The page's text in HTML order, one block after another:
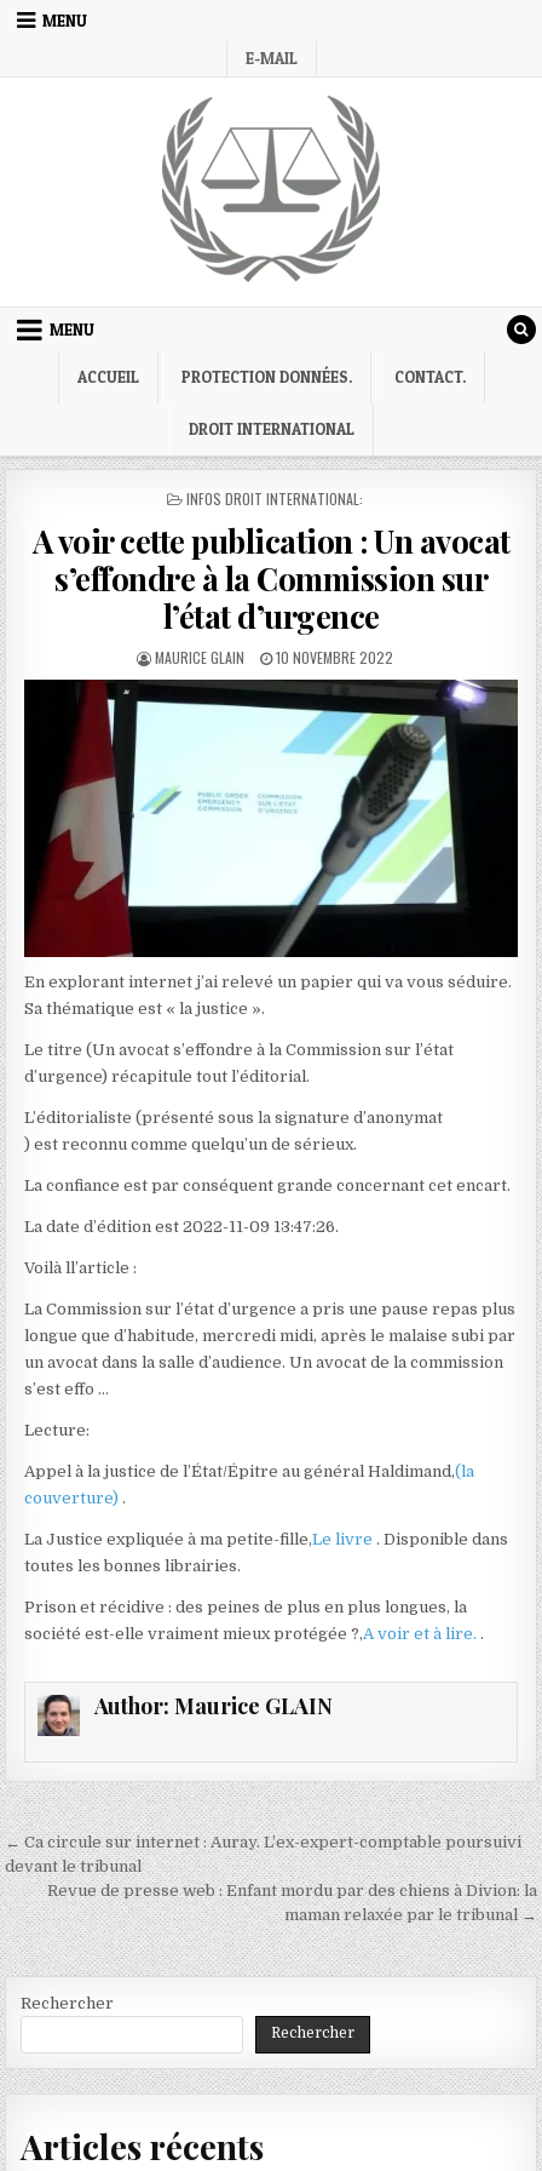
Skip
MENU
E-MAIL
MENU
ACCUEIL PROTECTION DONNÉES. CONTACT.
DROIT INTERNATIONAL
POSTED
INFOS DROIT INTERNATIONAL:
A voir cette publication : Un avocat
s’effondre à la Commission sur
l’état d’urgence
AUTHOR:
MAURICE GLAIN
PUBLISHED
DATE:
10 NOVEMBRE 2022
En explorant internet j’ai relevé un papier qui va vous séduire.
Sa thématique est « la justice ».
Le titre (Un avocat s’effondre à la Commission sur l’état
d’urgence) récapitule tout l’éditorial.
L’éditorialiste (présenté sous la signature d’anonymat
) est reconnu comme quelqu’un de sérieux.
La confiance est par conséquent grande concernant cet encart.
La date d’édition est 2022-11-09 13:47:26.
Voilà ll’article :
La Commission sur l’état d’urgence a pris une pause repas plus
longue que d’habitude, mercredi midi, après le malaise subi par
un avocat dans la salle d’audience. Un avocat de la commission
s’est effo …
Lecture:
Appel à la justice de l’État/Épitre au général Haldimand,(la
couverture) .
La Justice expliquée à ma petite-fille,Le livre . Disponible dans
toutes les bonnes librairies.
Prison et récidive : des peines de plus en plus longues, la
société est-elle vraiment mieux protégée ?,A voir et à lire. .
Author: Maurice GLAIN
Navigation
de
l’article
← Ca circule sur internet : Auray. L’ex-expert-comptable poursuivi
devant le tribunal
Revue de presse web : Enfant mordu par des chiens à Divion: la
maman relaxée par le tribunal →
Rechercher
Rechercher
Articles récents